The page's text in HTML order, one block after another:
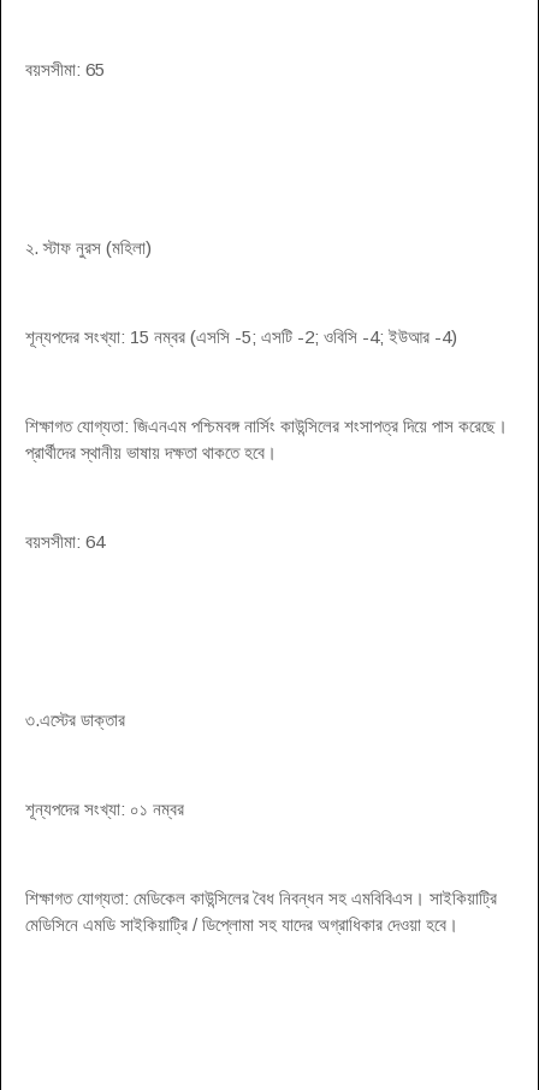
বয়সসীমা: 65
২. স্টাফ নুরস (মহিলা)
শূন্যপদের সংখ্যা: 15 নম্বর (এসসি -5; এসটি -2; ওবিসি -4; ইউআর -4)
শিক্ষাগত যোগ্যতা: জিএনএম পশ্চিমবঙ্গ নার্সিং কাউন্সিলের শংসাপত্র দিয়ে পাস করেছে।
প্রার্থীদের স্থানীয় ভাষায় দক্ষতা থাকতে হবে।
বয়সসীমা: 64
৩.এস্টের ডাক্তার
শূন্যপদের সংখ্যা: ০১ নম্বর
শিক্ষাগত যোগ্যতা: মেডিকেল কাউন্সিলের বৈধ নিবন্ধন সহ এমবিবিএস। সাইকিয়াট্রি
মেডিসিনে এমডি সাইকিয়াট্রি / ডিপ্লোমা সহ যাদের অগ্রাধিকার দেওয়া হবে।